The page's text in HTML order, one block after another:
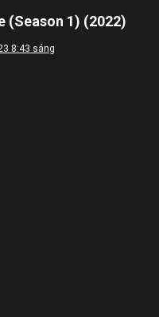
(Season 1) (2022)
8:43 sáng